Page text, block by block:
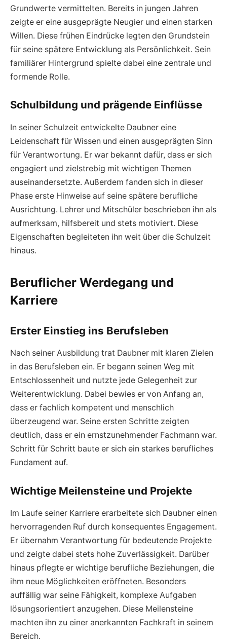
Grundwerte vermittelten. Bereits in jungen Jahren
zeigte er eine ausgeprägte Neugier und einen starken
Willen. Diese frühen Eindrücke legten den Grundstein
für seine spätere Entwicklung als Persönlichkeit. Sein
familiärer Hintergrund spielte dabei eine zentrale und
formende Rolle.
Schulbildung und prägende Einflüsse
In seiner Schulzeit entwickelte Daubner eine
Leidenschaft für Wissen und einen ausgeprägten Sinn
für Verantwortung. Er war bekannt dafür, dass er sich
engagiert und zielstrebig mit wichtigen Themen
auseinandersetzte. Außerdem fanden sich in dieser
Phase erste Hinweise auf seine spätere berufliche
Ausrichtung. Lehrer und Mitschüler beschrieben ihn als
aufmerksam, hilfsbereit und stets motiviert. Diese
Eigenschaften begleiteten ihn weit über die Schulzeit
hinaus.
Beruflicher Werdegang und
Karriere
Erster Einstieg ins Berufsleben
Nach seiner Ausbildung trat Daubner mit klaren Zielen
in das Berufsleben ein. Er begann seinen Weg mit
Entschlossenheit und nutzte jede Gelegenheit zur
Weiterentwicklung. Dabei bewies er von Anfang an,
dass er fachlich kompetent und menschlich
überzeugend war. Seine ersten Schritte zeigten
deutlich, dass er ein ernstzunehmender Fachmann war.
Schritt für Schritt baute er sich ein starkes berufliches
Fundament auf.
Wichtige Meilensteine und Projekte
Im Laufe seiner Karriere erarbeitete sich Daubner einen
hervorragenden Ruf durch konsequentes Engagement.
Er übernahm Verantwortung für bedeutende Projekte
und zeigte dabei stets hohe Zuverlässigkeit. Darüber
hinaus pflegte er wichtige berufliche Beziehungen, die
ihm neue Möglichkeiten eröffneten. Besonders
auffällig war seine Fähigkeit, komplexe Aufgaben
lösungsorientiert anzugehen. Diese Meilensteine
machten ihn zu einer anerkannten Fachkraft in seinem
Bereich.